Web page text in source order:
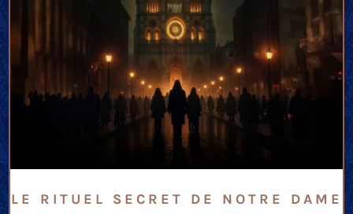
LE RITUEL SECRET DE NOTRE DAME